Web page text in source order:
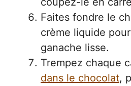
Faites fondre le
crème liquide
ganache lisse.
Trempez chaque
dans le chocolat,